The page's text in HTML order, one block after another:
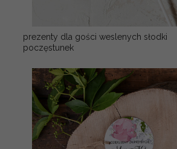
prezenty dla gości weslenych słodki
poczęstunek